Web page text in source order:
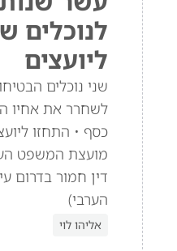
לנוכלים
ליועצים
שני נוכלים
לשחרר את אחיו
כסף • התחזו
מועצת המשפט
דין חמור בדרום
הערבי)
אליהו לוי